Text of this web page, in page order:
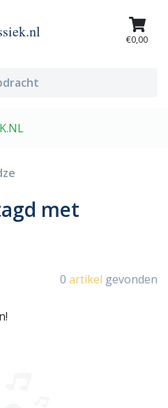
€0,00
met
0 artikel gevonden